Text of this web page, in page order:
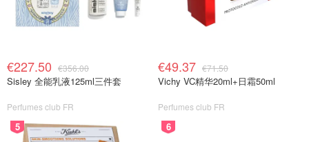
€227.50 €356.00
Sisley 全能乳液125ml三件套
Perfumes club FR
€49.37 €71.50
Vichy VC精华20ml+日霜50ml
Perfumes club FR
5 6